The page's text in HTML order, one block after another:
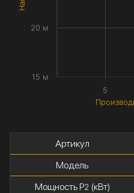
5
15 м
20 м
Артикул
Модель
Мощность P2(кВт)